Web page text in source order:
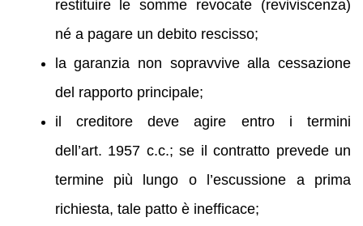
restituire le somme revocate (reviviscenza)
né a pagare un debito rescisso;
la garanzia non sopravvive alla cessazione
del rapporto principale;
il creditore deve agire entro i termini
dell’art. 1957 c.c.; se il contratto prevede un
termine più lungo o l’escussione a prima
richiesta, tale patto è inefficace;